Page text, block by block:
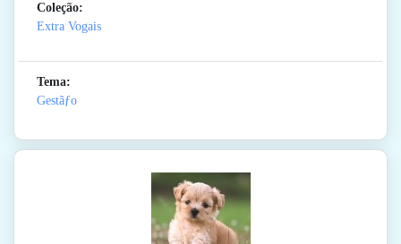
Coleção:
Extra Vogais
Tema:
Gestãƒo